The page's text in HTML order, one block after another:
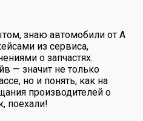
знаю автомобили от А
из сервиса,
о запчастях.
— значит не только
но и понять, как на
производителей о
поехали!